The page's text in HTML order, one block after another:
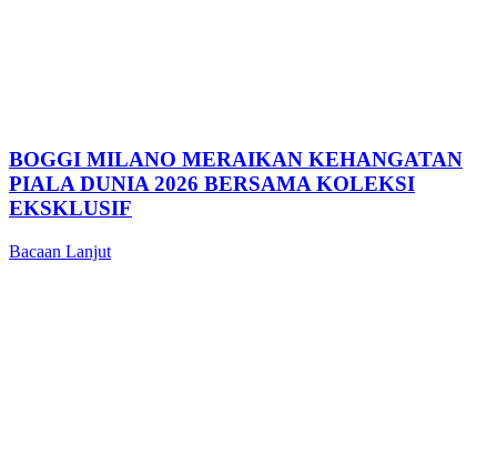
BOGGI MILANO MERAIKAN KEHANGATAN
PIALA DUNIA 2026 BERSAMA KOLEKSI
EKSKLUSIF
Bacaan Lanjut